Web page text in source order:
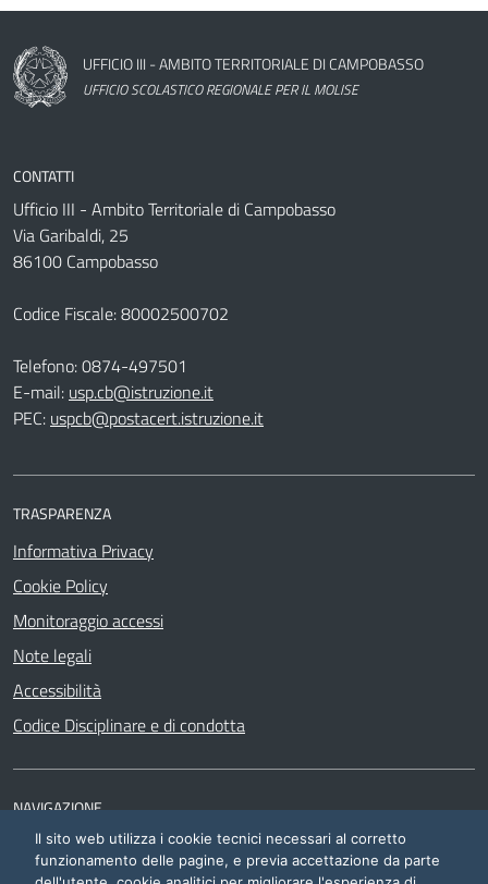
Nome dell'amministrazione
UFFICIO III - AMBITO TERRITORIALE DI CAMPOBASSO
UFFICIO SCOLASTICO REGIONALE PER IL MOLISE
CONTATTI
Ufficio III - Ambito Territoriale di Campobasso
Via Garibaldi, 25
86100 Campobasso
Codice Fiscale: 80002500702
Telefono:0874-497501
E-mail: usp.cb@istruzione.it
PEC: uspcb@postacert.istruzione.it
TRASPARENZA
Informativa Privacy
Cookie Policy
Monitoraggio accessi
Note legali
Accessibilità
Codice Disciplinare e di condotta
NAVIGAZIONE
Siti di interesse
Il sito web utilizza i cookie tecnici necessari al corretto
funzionamento delle pagine, e previa accettazione da parte